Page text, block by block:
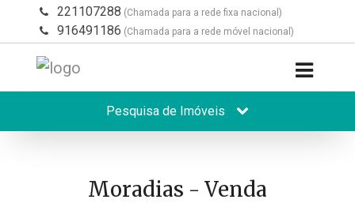
221107288 (Chamada para a rede fixa nacional)
916491186 (Chamada para a rede móvel nacional)
Pesquisa de Imóveis
Moradias - Venda